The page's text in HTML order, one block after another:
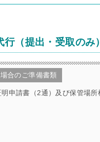
行（提出・受取のみ
合のご準備書類
明申請書（2通）及び保管場